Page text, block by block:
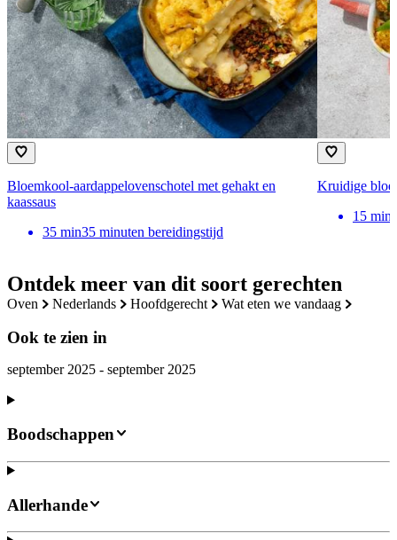
Ontdek meer van dit soort gerechten
oven nederlands hoofdgerecht wat eten we vandaag
Ook te zien in
september 2025 - september 2025
Bloemkool-aardappelovenschotel met gehakt en
kaassaus
35 min35 minuten bereidingstijd
Kruidige
15 min
Boodschappen
Allerhande